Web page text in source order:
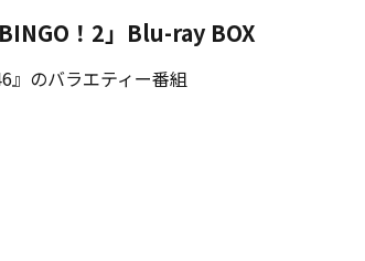
！2」Blu-ray BOX
』のバラエティー番組